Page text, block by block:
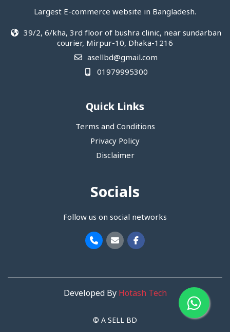
Largest E-commerce website in Bangladesh.
39/2, 6/kha, 3rd floor of bushra clinic, near sundarban
courier, Mirpur-10, Dhaka-1216
asellbd@gmail.com
01979995300
Quick Links
Terms and Conditions
Privacy Policy
Disclaimer
Socials
Follow us on social networks
© A SELL BD
Developed By Hotash Tech